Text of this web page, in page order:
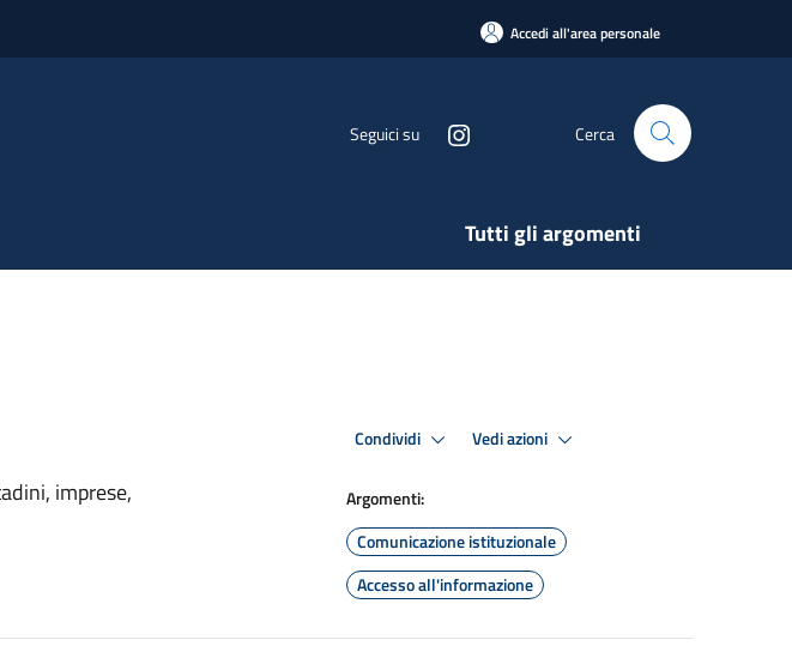
Accedi all'area personale
Seguici su Cerca
Tutti gli argomenti
imprese,
Condividi Vedi azioni
Argomenti:
Comunicazione istituzionale
Accesso all'informazione